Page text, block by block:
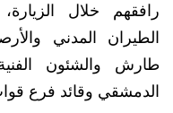
رافقهم خلال
الطيران المدني
طارش والشئون
الدمشقي وقائد فرع